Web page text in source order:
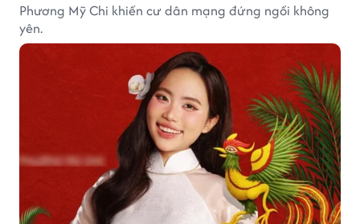
Phương Mỹ Chi khiến cư dân mạng đứng ngồi không
yên.